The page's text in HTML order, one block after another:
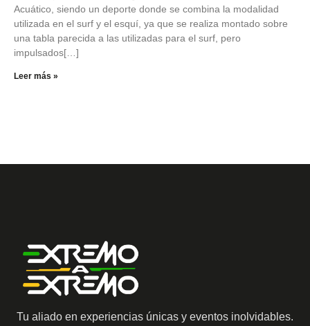
Acuático, siendo un deporte donde se combina la modalidad
utilizada en el surf y el esquí, ya que se realiza montado sobre
una tabla parecida a las utilizadas para el surf, pero
impulsados[…]
Leer más »
Tu aliado en experiencias únicas y eventos inolvidables.